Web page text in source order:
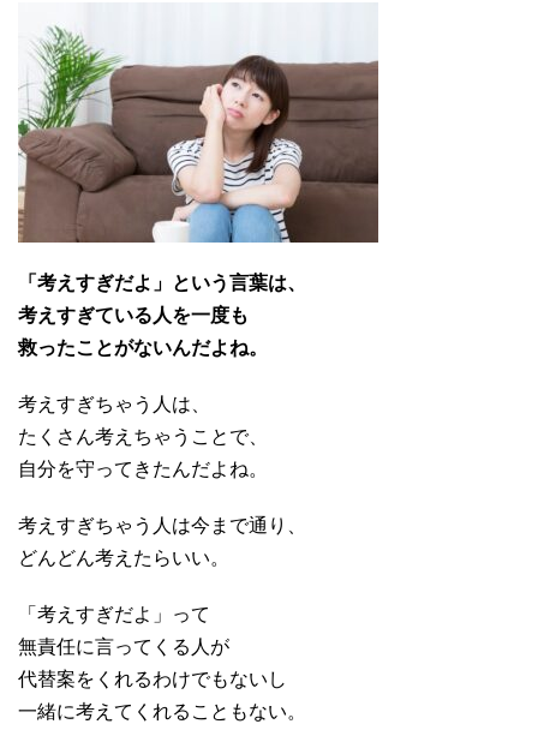
「考えすぎだよ」という言葉は、
考えすぎている人を一度も
救ったことがないんだよね。
考えすぎちゃう人は、
たくさん考えちゃうことで、
自分を守ってきたんだよね。
考えすぎちゃう人は今まで通り、
どんどん考えたらいい。
「考えすぎだよ」って
無責任に言ってくる人が
代替案をくれるわけでもないし
一緒に考えてくれることもない。